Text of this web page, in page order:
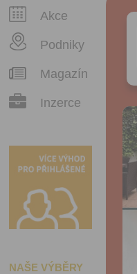
Akce
Podniky
Magazín
Inzerce
NAŠE VÝBĚRY